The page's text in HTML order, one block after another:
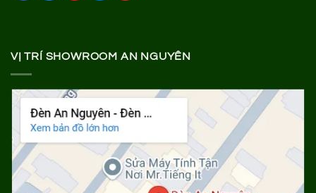
VỊ TRÍ SHOWROOM AN NGUYÊN